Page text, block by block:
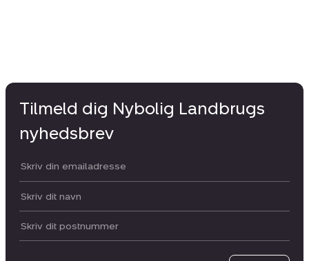
Tilmeld dig Nybolig Landbrugs
nyhedsbrev
Din email:
Dit navn:
Postnummer